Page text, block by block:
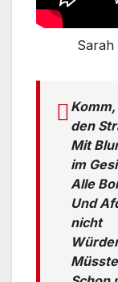
Sarah
den
Mit
im
Alle
Und
nicht